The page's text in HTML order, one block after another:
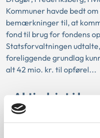
Kommuner havde bedt
bemærkninger til, at
fond til brug for fondens
Statsforvaltningen
foreliggende grundlag
alt 42 mio. kr. til opførel...
Aktindsigt i